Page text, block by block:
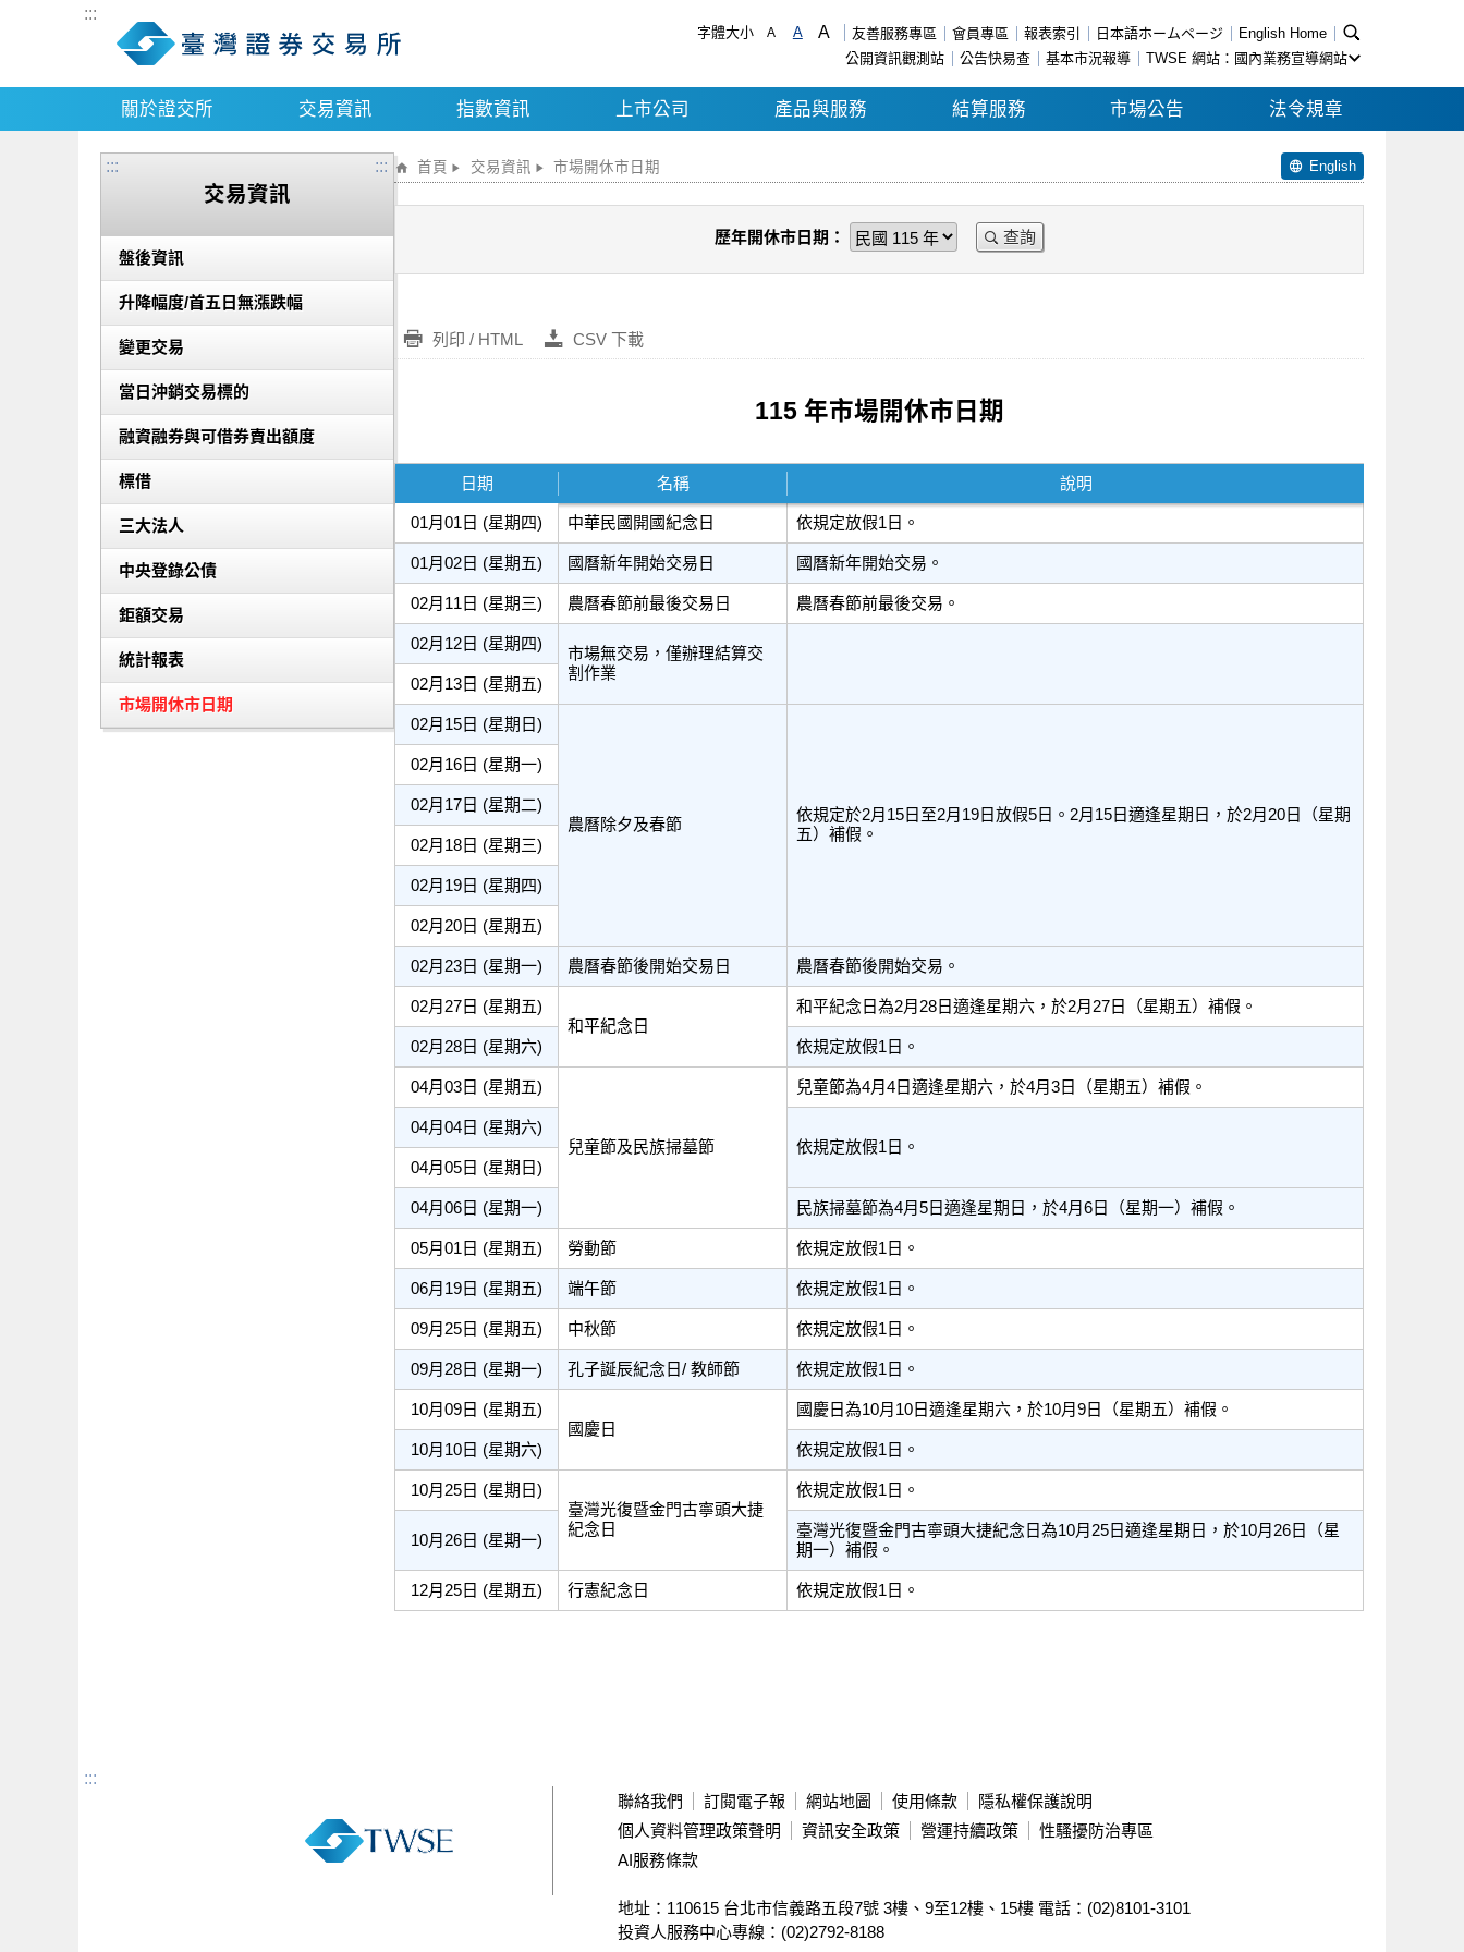
:::
字體大小 A A A 友善服務專區 會員專區 報表索引 日本語ホームページ
English Home
公開資訊觀測站
公告快易查 基本市況報導 TWSE 網站：國內業務宣導網站
關於證交所 交易資訊 指數資訊 上市公司 產品與服務 結算服務 市場公告 法令規章
:::
交易資訊
盤後資訊
升降幅度/首五日無漲跌幅
變更交易
當日沖銷交易標的
融資融券與可借券賣出額度
標借
三大法人
中央登錄公債
鉅額交易
統計報表
市場開休市日期
::: 首頁 交易資訊 市場開休市日期 English
歷年開休市日期： 查詢
列印 / HTML CSV 下載
115 年市場開休市日期
日期 名稱 說明
01月01日 (星期四) 中華民國開國紀念日 依規定放假1日。
01月02日 (星期五) 國曆新年開始交易日 國曆新年開始交易。
02月11日 (星期三) 農曆春節前最後交易日 農曆春節前最後交易。
02月12日 (星期四)
市場無交易，僅辦理結算交
割作業
02月13日 (星期五)
02月15日 (星期日)
農曆除夕及春節
依規定於2月15日至2月19日放假5日。2月15日適逢星期日，於2月20日（星期
五）補假。
02月16日 (星期一)
02月17日 (星期二)
02月18日 (星期三)
02月19日 (星期四)
02月20日 (星期五)
02月23日 (星期一) 農曆春節後開始交易日 農曆春節後開始交易。
02月27日 (星期五)
和平紀念日
和平紀念日為2月28日適逢星期六，於2月27日（星期五）補假。
02月28日 (星期六) 依規定放假1日。
04月03日 (星期五)
兒童節及民族掃墓節
兒童節為4月4日適逢星期六，於4月3日（星期五）補假。
04月04日 (星期六)
依規定放假1日。
04月05日 (星期日)
04月06日 (星期一) 民族掃墓節為4月5日適逢星期日，於4月6日（星期一）補假。
05月01日 (星期五) 勞動節 依規定放假1日。
06月19日 (星期五) 端午節 依規定放假1日。
09月25日 (星期五) 中秋節 依規定放假1日。
09月28日 (星期一) 孔子誕辰紀念日/ 教師節 依規定放假1日。
10月09日 (星期五)
國慶日
國慶日為10月10日適逢星期六，於10月9日（星期五）補假。
10月10日 (星期六) 依規定放假1日。
10月25日 (星期日)
臺灣光復暨金門古寧頭大捷
紀念日
依規定放假1日。
10月26日 (星期一)
臺灣光復暨金門古寧頭大捷紀念日為10月25日適逢星期日，於10月26日（星
期一）補假。
12月25日 (星期五) 行憲紀念日 依規定放假1日。
:::
聯絡我們
訂閱電子報 網站地圖 使用條款
隱私權保護說明
個人資料管理政策聲明
資訊安全政策 營運持續政策
性騷擾防治專區
AI服務條款
地址：110615 台北市信義路五段7號 3樓、9至12樓、15樓 電話：(02)8101-3101
投資人服務中心專線：(02)2792-8188